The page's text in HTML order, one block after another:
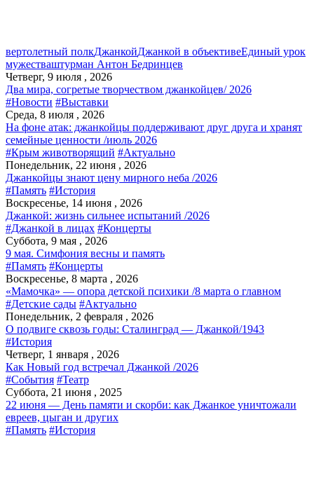
вертолетный полкДжанкойДжанкой в объективеЕдиный урок
мужестваштурман Антон Бедринцев
Четверг, 9 июля , 2026
Два мира, согретые творчеством джанкойцев/ 2026
#Новости #Выставки
Среда, 8 июля , 2026
На фоне атак: джанкойцы поддерживают друг друга и хранят
семейные ценности /июль 2026
#Крым животворящий #Актуально
Понедельник, 22 июня , 2026
Джанкойцы знают цену мирного неба /2026
#Память #История
Воскресенье, 14 июня , 2026
Джанкой: жизнь сильнее испытаний /2026
#Джанкой в лицах #Концерты
Суббота, 9 мая , 2026
9 мая. Симфония весны и память
#Память #Концерты
Воскресенье, 8 марта , 2026
«Мамочка» — опора детской психики /8 марта о главном
#Детские сады #Актуально
Понедельник, 2 февраля , 2026
О подвиге сквозь годы: Сталинград — Джанкой/1943
#История
Четверг, 1 января , 2026
Как Новый год встречал Джанкой /2026
#События #Театр
Суббота, 21 июня , 2025
22 июня — День памяти и скорби: как Джанкое уничтожали
евреев, цыган и других
#Память #История